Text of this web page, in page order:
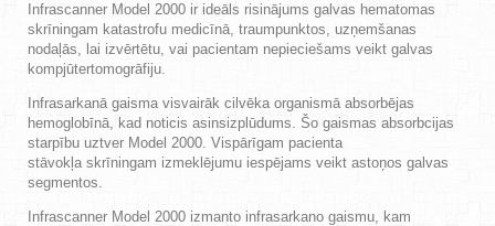
Infrascanner Model 2000 ir ideāls risinājums galvas hematomas
skrīningam katastrofu medicīnā, traumpunktos, uzņemšanas
nodaļās, lai izvērtētu, vai pacientam nepieciešams veikt galvas
kompjūtertomogrāfiju.
Infrasarkanā gaisma visvairāk cilvēka organismā absorbējas
hemoglobīnā, kad noticis asinsizplūdums. Šo gaismas absorbcijas
starpību uztver Model 2000. Vispārīgam pacienta
stāvokļa skrīningam izmeklējumu iespējams veikt astoņos galvas
segmentos.
Infrascanner Model 2000 izmanto infrasarkano gaismu, kam